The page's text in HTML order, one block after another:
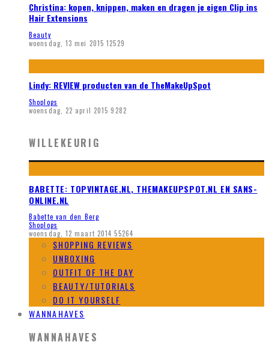
Christina: kopen, knippen, maken en dragen je eigen Clip ins
Hair Extensions
Beauty
woensdag, 13 mei 2015 12529
Lindy: REVIEW producten van de TheMakeUpSpot
Shoplogs
woensdag, 22 april 2015 9282
WILLEKEURIG
BABETTE: TOPVINTAGE.NL, THEMAKEUPSPOT.NL EN SANS-
ONLINE.NL
Babette van den Berg
Shoplogs
woensdag, 12 maart 2014 55264
SHOPPING REVIEWS
UNBOXING
OUTFIT OF THE DAY
BEAUTY/TUTORIALS
DO IT YOURSELF
WANNAHAVES
WANNAHAVES